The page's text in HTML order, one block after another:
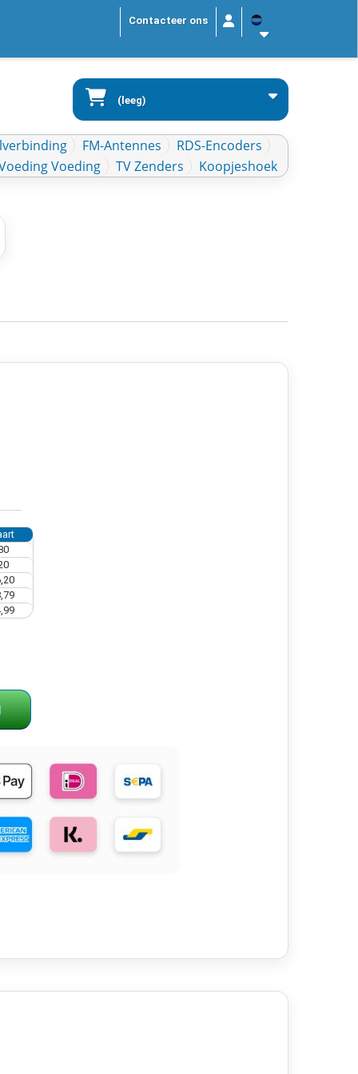
Contacteer ons
(leeg)
FM-Antennes
RDS-Encoders
Voeding
TV Zenders Koopjeshoek